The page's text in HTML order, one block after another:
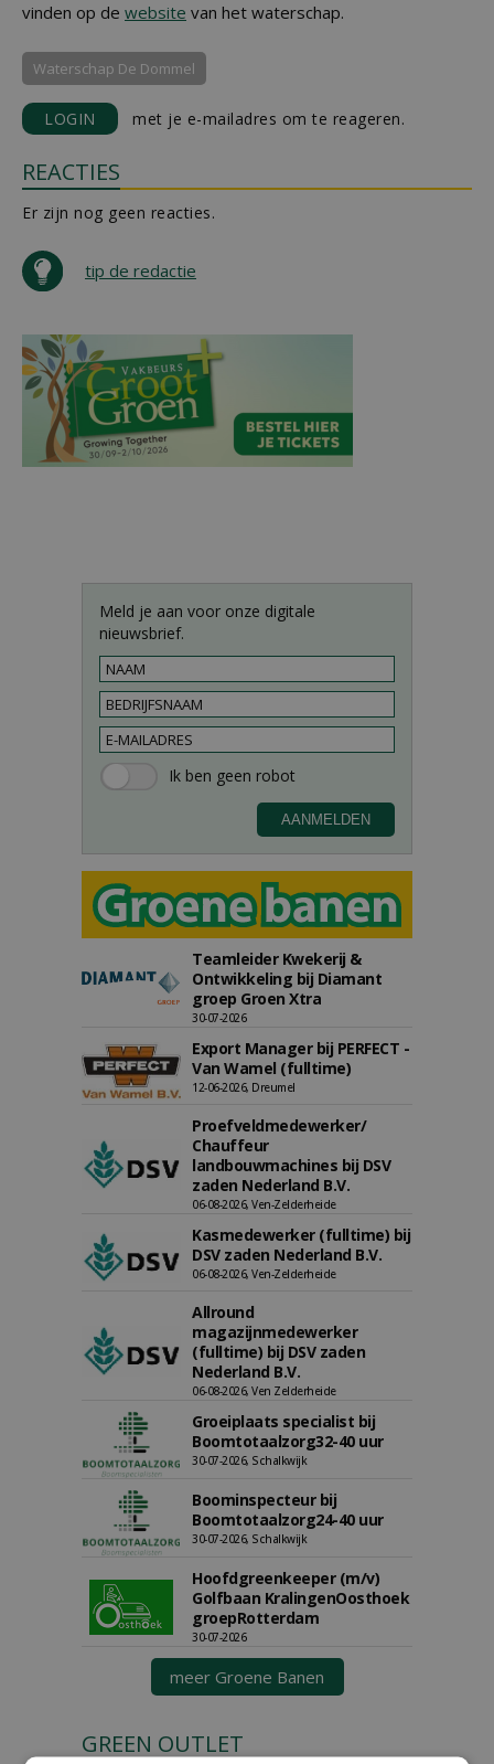
vinden op de website van het waterschap.
Waterschap De Dommel
LOGIN met je e-mailadres om te reageren.
REACTIES
Er zijn nog geen reacties.
tip de redactie
Meld je aan voor onze digitale
nieuwsbrief.
Teamleider Kwekerij &
Ontwikkeling bij Diamant
groep Groen Xtra
30-07-2026
Export Manager bij PERFECT -
Van Wamel (fulltime)
12-06-2026, Dreumel
Proefveldmedewerker/
Chauffeur
landbouwmachines bij DSV
zaden Nederland B.V.
06-08-2026, Ven-Zelderheide
Kasmedewerker (fulltime) bij
DSV zaden Nederland B.V.
06-08-2026, Ven-Zelderheide
Allround
magazijnmedewerker
(fulltime) bij DSV zaden
Nederland B.V.
06-08-2026, Ven Zelderheide
Groeiplaats specialist bij
Boomtotaalzorg32-40 uur
30-07-2026, Schalkwijk
Boominspecteur bij
Boomtotaalzorg24-40 uur
30-07-2026, Schalkwijk
Hoofdgreenkeeper (m/v)
Golfbaan KralingenOosthoek
groepRotterdam
30-07-2026
meer Groene Banen
GREEN OUTLET